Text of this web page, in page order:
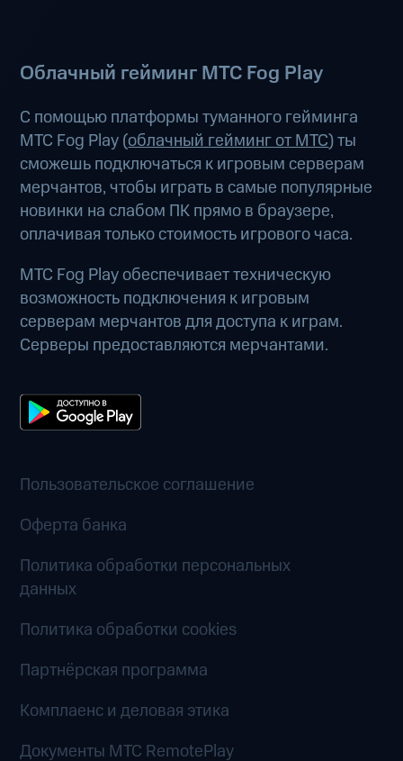
Облачный гейминг МТС Fog Play
С помощью платформы туманного гейминга
МТС Fog Play (облачный гейминг от МТС) ты
сможешь подключаться к игровым серверам
мерчантов, чтобы играть в самые популярные
новинки на слабом ПК прямо в браузере,
оплачивая только стоимость игрового часа.
МТС Fog Play обеспечивает техническую
возможность подключения к игровым
серверам мерчантов для доступа к играм.
Серверы предоставляются мерчантами.
Пользовательское соглашение
Оферта банка
Политика обработки персональных
данных
Политика обработки cookies
Партнёрская программа
Комплаенс и деловая этика
Документы MTC RemotePlay